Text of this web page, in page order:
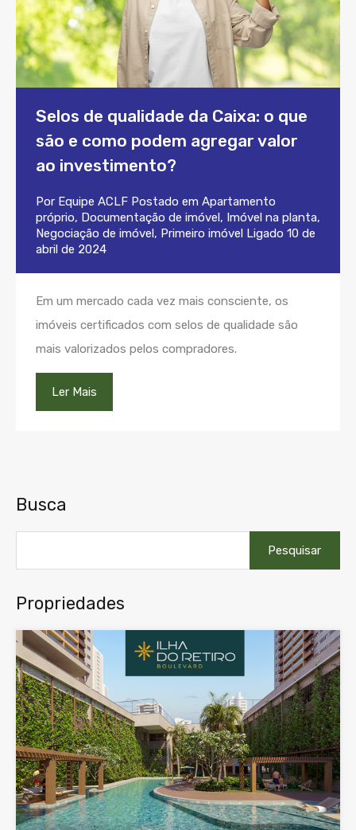
Selos de qualidade da Caixa: o que
são e como podem agregar valor
ao investimento?
Por Equipe ACLF Postado em Apartamento
próprio, Documentação de imóvel, Imóvel na planta,
Negociação de imóvel, Primeiro imóvel Ligado 10 de
abril de 2024
Em um mercado cada vez mais consciente, os
imóveis certificados com selos de qualidade são
mais valorizados pelos compradores.
Ler Mais
Busca
por:
Propriedades